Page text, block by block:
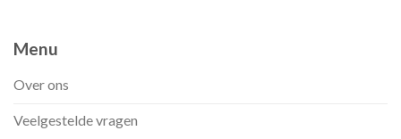
Menu
Over ons
Veelgestelde vragen